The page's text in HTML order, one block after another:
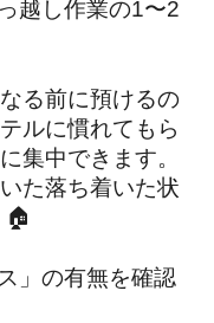
越し作業の1〜2
る前に預けるの
ルに慣れてもら
集中できます。
た落ち着いた状
🏠
」の有無を確認